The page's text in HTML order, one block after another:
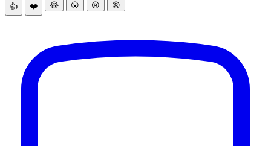
👍 ❤️ 😂 😮 😢 😡